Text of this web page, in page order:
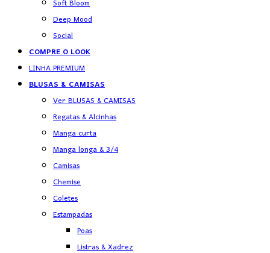
Soft Bloom
Deep Mood
Social
COMPRE O LOOK
LINHA PREMIUM
BLUSAS & CAMISAS
Ver BLUSAS & CAMISAS
Regatas & Alcinhas
Manga curta
Manga longa & 3/4
Camisas
Chemise
Coletes
Estampadas
Poas
Listras & Xadrez